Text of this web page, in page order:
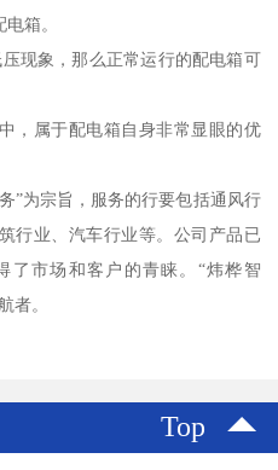
箱。
现象，那么正常运行的配电箱可
，属于配电箱自身非常显眼的优
”为宗旨，服务的行要包括通风行
行业、汽车行业等。公司产品已
了市场和客户的青睐。“炜桦智
者。
Top